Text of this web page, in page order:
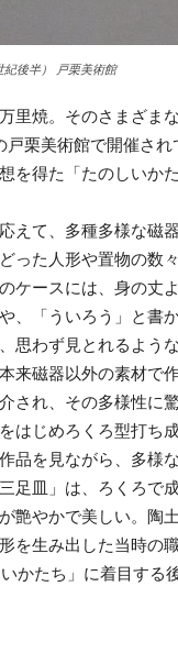
紀後半） 戸栗美術館
里焼。そのさまざま
戸栗美術館で開催さ
を得た「たのしいか
えて、多種多様な磁
った人形や置物の数
ケースには、身の丈
、「ういろう」と書
思わず見とれるよう
来磁器以外の素材で
され、その多様性に驚
はじめろくろ型打ち
品を見ながら、多様
足皿」は、ろくろで
艶やかで美しい。陶
を生み出した当時の
かたち」に着目す